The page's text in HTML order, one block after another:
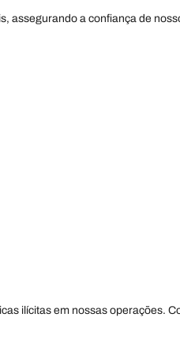
a confiança de
ilícitas em nossas operações.